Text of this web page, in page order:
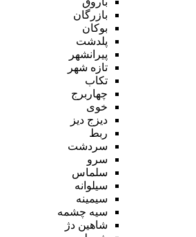
بازرگان
بوکان
پلدشت
پیرانشهر
تازه شهر
تکاب
چهاربرج
خوی
دیزج دیز
ربط
سردشت
سرو
سلماس
سیلوانه
سیمینه
سیه چشمه
شاهین دژ